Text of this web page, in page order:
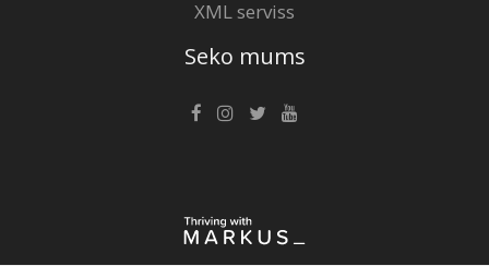
XML serviss
Seko mums